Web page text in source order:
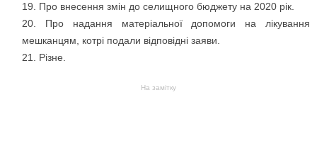
Про внесення змін до селищного бюджету на 2020 рік.
Про надання матеріальної допомоги на лікування
мешканцям, котрі подали відповідні заяви.
Різне.
На замітку